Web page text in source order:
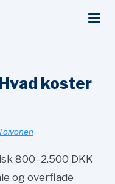
koster
800–2.500 DKK
og overflade